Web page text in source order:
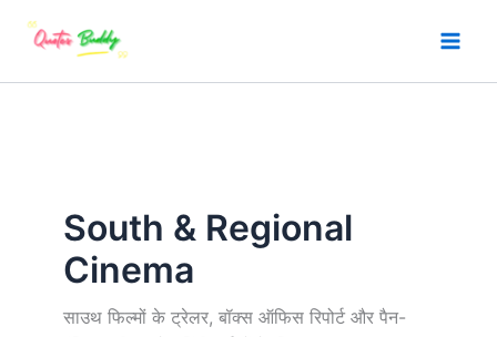
South & Regional
Cinema
साउथ फिल्मों के ट्रेलर, बॉक्स ऑफिस रिपोर्ट और पैन-